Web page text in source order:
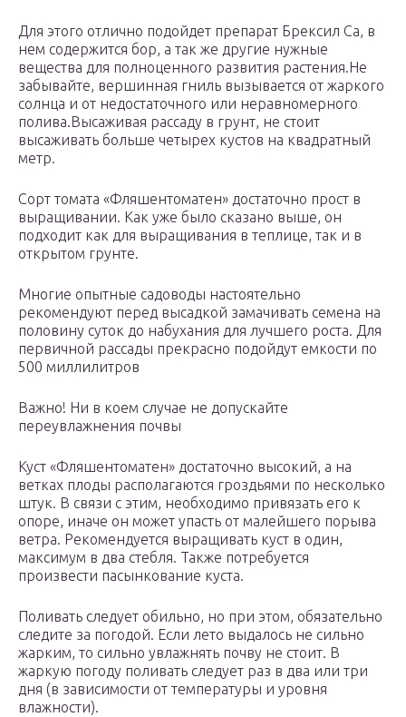
Для этого отлично подойдет препарат Брексил Са, в
нем содержится бор, а так же другие нужные
вещества для полноценного развития растения.Не
забывайте, вершинная гниль вызывается от жаркого
солнца и от недостаточного или неравномерного
полива.Высаживая рассаду в грунт, не стоит
высаживать больше четырех кустов на квадратный
метр.
Сорт томата «Фляшентоматен» достаточно прост в
выращивании. Как уже было сказано выше, он
подходит как для выращивания в теплице, так и в
открытом грунте.
Многие опытные садоводы настоятельно
рекомендуют перед высадкой замачивать семена на
половину суток до набухания для лучшего роста. Для
первичной рассады прекрасно подойдут емкости по
500 миллилитров
Важно! Ни в коем случае не допускайте
переувлажнения почвы
Куст «Фляшентоматен» достаточно высокий, а на
ветках плоды располагаются гроздьями по несколько
штук. В связи с этим, необходимо привязать его к
опоре, иначе он может упасть от малейшего порыва
ветра. Рекомендуется выращивать куст в один,
максимум в два стебля. Также потребуется
произвести пасынкование куста.
Поливать следует обильно, но при этом, обязательно
следите за погодой. Если лето выдалось не сильно
жарким, то сильно увлажнять почву не стоит. В
жаркую погоду поливать следует раз в два или три
дня (в зависимости от температуры и уровня
влажности).